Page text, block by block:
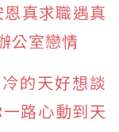
恩真求職遇真
公室戀情
的天好想談
路心動到天